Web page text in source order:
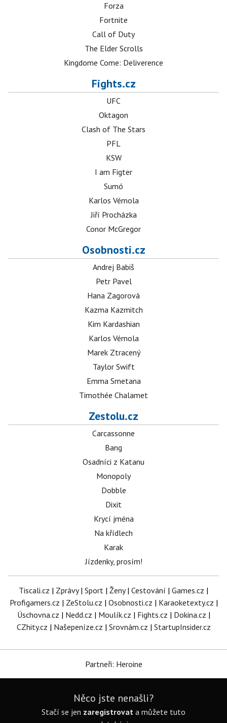
Forza
Fortnite
Call of Duty
The Elder Scrolls
Kingdome Come: Deliverence
Fights.cz
UFC
Oktagon
Clash of The Stars
PFL
KSW
I am Figter
Sumó
Karlos Vémola
Jiří Procházka
Conor McGregor
Osobnosti.cz
Andrej Babiš
Petr Pavel
Hana Zagorová
Kazma Kazmitch
Kim Kardashian
Karlos Vémola
Marek Ztracený
Taylor Swift
Emma Smetana
Timothée Chalamet
Zestolu.cz
Carcassonne
Bang
Osadníci z Katanu
Monopoly
Dobble
Dixit
Krycí jména
Na křídlech
Karak
Jízdenky, prosím!
Tiscali.cz | Zprávy| Sport | Ženy| Cestování | Games.cz |
Profigamers.cz | ZeStolu.cz | Osobnosti.cz | Karaoketexty.cz |
Úschovna.cz | Nedd.cz | Moulík.cz | Fights.cz | Dokina.cz |
CZhity.cz | Našepeníze.cz | Srovnám.cz | StartupInsider.cz
Partneři: Heroine
Něco jste nenašli?
Stačí se jen zaregistrovat a můžete tuto